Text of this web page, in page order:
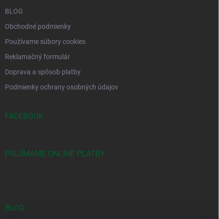
BLOG
Obchodné podmienky
Používame súbory cookies
Reklamačný formulár
Doprava a spôsob platby
Podmienky ochrany osobných údajov
FACEBOOK
PRIJÍMAME ONLINE PLATBY
BLOG